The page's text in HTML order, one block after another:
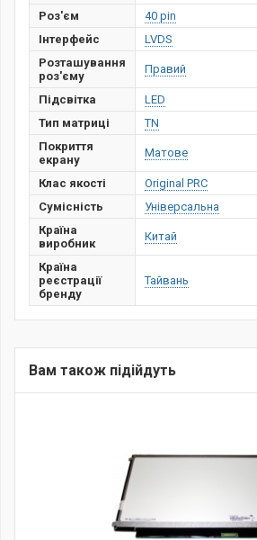
Роз'єм
40 pin
Інтерфейс
LVDS
Розташування
роз'єму
Правий
Підсвітка
LED
Тип матриці
TN
Покриття
екрану
Матове
Клас якості
Original PRC
Сумісність
Універсальна
Країна
виробник
Китай
Країна
реєстрації
бренду
Тайвань
Вам також підійдуть